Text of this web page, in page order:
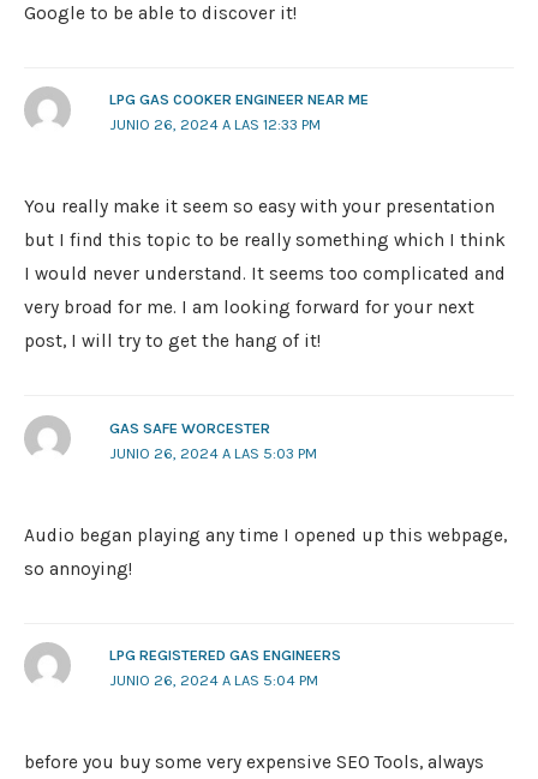
Google to be able to discover it!
LPG GAS COOKER ENGINEER NEAR ME
JUNIO 26, 2024 A LAS 12:33 PM
You really make it seem so easy with your presentation
but I find this topic to be really something which I think
I would never understand. It seems too complicated and
very broad for me. I am looking forward for your next
post, I will try to get the hang of it!
GAS SAFE WORCESTER
JUNIO 26, 2024 A LAS 5:03 PM
Audio began playing any time I opened up this webpage,
so annoying!
LPG REGISTERED GAS ENGINEERS
JUNIO 26, 2024 A LAS 5:04 PM
before you buy some very expensive SEO Tools, always